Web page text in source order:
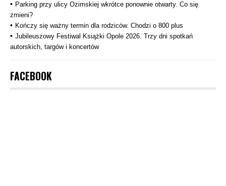
Parking przy ulicy Ozimskiej wkrótce ponownie otwarty. Co się
zmieni?
Kończy się ważny termin dla rodziców. Chodzi o 800 plus
Jubileuszowy Festiwal Książki Opole 2026. Trzy dni spotkań
autorskich, targów i koncertów
FACEBOOK